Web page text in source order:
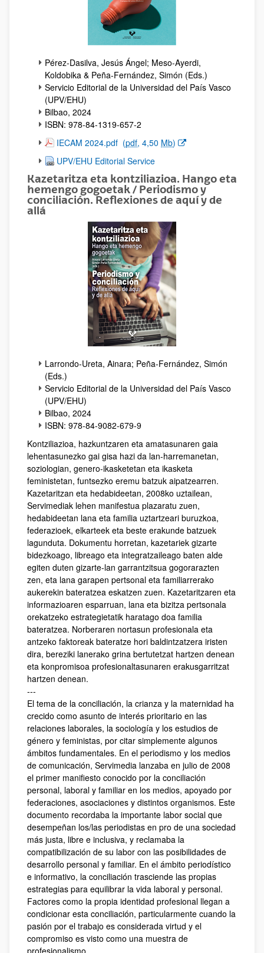
Pérez-Dasilva, Jesús Ángel; Meso-Ayerdi,
Koldobika & Peña-Fernández, Simón (Eds.)
Servicio Editorial de la Universidad del País Vasco
(UPV/EHU)
Bilbao, 2024
ISBN: 978-84-1319-657-2
(Opens New Window)
IECAM 2024.pdf (pdf, 4,50 Mb)
UPV/EHU Editorial Service
Kazetaritza eta kontziliazioa. Hango eta
hemengo gogoetak / Periodismo y
conciliación. Reflexiones de aquí y de
allá
Larrondo-Ureta, Ainara; Peña-Fernández, Simón
(Eds.)
Servicio Editorial de la Universidad del País Vasco
(UPV/EHU)
Bilbao, 2024
ISBN: 978-84-9082-679-9
Kontziliazioa, hazkuntzaren eta amatasunaren gaia
lehentasunezko gai gisa hazi da lan-harremanetan,
soziologian, genero-ikasketetan eta ikasketa
feministetan, funtsezko eremu batzuk aipatzearren.
Kazetaritzan eta hedabideetan, 2008ko uztailean,
Servimediak lehen manifestua plazaratu zuen,
hedabideetan lana eta familia uztartzeari buruzkoa,
federazioek, elkarteek eta beste erakunde batzuek
lagunduta. Dokumentu horretan, kazetariek gizarte
bidezkoago, libreago eta integratzaileago baten alde
egiten duten gizarte-lan garrantzitsua gogorarazten
zen, eta lana garapen pertsonal eta familiarrerako
aukerekin bateratzea eskatzen zuen. Kazetaritzaren eta
informazioaren esparruan, lana eta bizitza pertsonala
orekatzeko estrategietatik haratago doa familia
bateratzea. Norberaren nortasun profesionala eta
antzeko faktoreak bateratze hori baldintzatzera iristen
dira, bereziki lanerako grina bertutetzat hartzen denean
eta konpromisoa profesionaltasunaren erakusgarritzat
hartzen denean.
---
El tema de la conciliación, la crianza y la maternidad ha
crecido como asunto de interés prioritario en las
relaciones laborales, la sociología y los estudios de
género y feministas, por citar simplemente algunos
ámbitos fundamentales. En el periodismo y los medios
de comunicación, Servimedia lanzaba en julio de 2008
el primer manifiesto conocido por la conciliación
personal, laboral y familiar en los medios, apoyado por
federaciones, asociaciones y distintos organismos. Este
documento recordaba la importante labor social que
desempeñan los/las periodistas en pro de una sociedad
más justa, libre e inclusiva, y reclamaba la
compatibilización de su labor con las posibilidades de
desarrollo personal y familiar. En el ámbito periodístico
e informativo, la conciliación trasciende las propias
estrategias para equilibrar la vida laboral y personal.
Factores como la propia identidad profesional llegan a
condicionar esta conciliación, particularmente cuando la
pasión por el trabajo es considerada virtud y el
compromiso es visto como una muestra de
profesionalismo.